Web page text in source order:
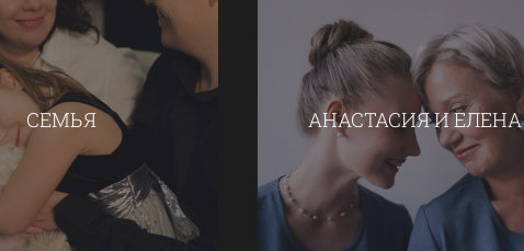
СЕМЬЯ АНАСТАСИЯ И ЕЛЕНА